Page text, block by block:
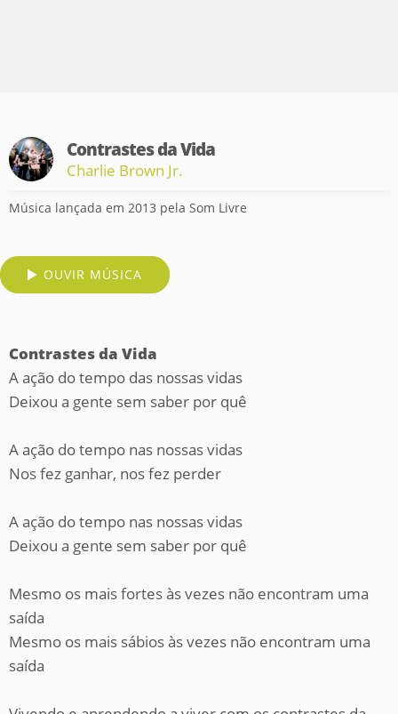
Contrastes da Vida
Charlie Brown Jr.
Música lançada em 2013 pela Som Livre
OUVIR MÚSICA
Contrastes da Vida
A ação do tempo das nossas vidas
Deixou a gente sem saber por quê
A ação do tempo nas nossas vidas
Nos fez ganhar, nos fez perder
A ação do tempo nas nossas vidas
Deixou a gente sem saber por quê
Mesmo os mais fortes às vezes não encontram uma
saída
Mesmo os mais sábios às vezes não encontram uma
saída